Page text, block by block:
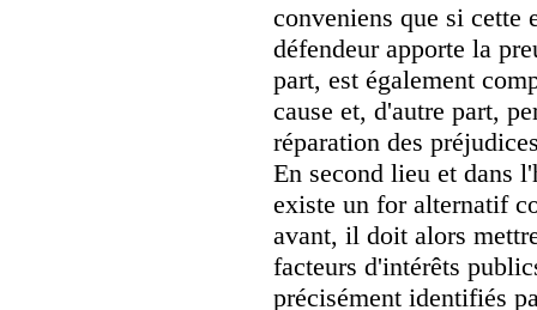
conveniens que si cette
défendeur apporte la
part, est également
cause et, d'autre part,
réparation des
En second lieu et dans
existe un for alternatif
avant, il doit alors
facteurs d'intérêts
précisément identifiés